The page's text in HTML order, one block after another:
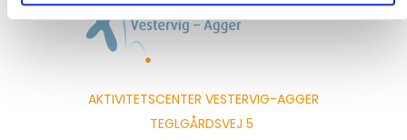
AKTIVITETSCENTER VESTERVIG-AGGER
TEGLGÅRDSVEJ 5